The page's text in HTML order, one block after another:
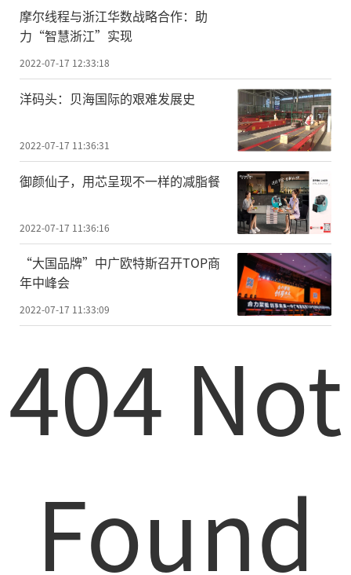
摩尔线程与浙江华数战略合作：助
力“智慧浙江”实现
2022-07-17 12:33:18
洋码头：贝海国际的艰难发展史
2022-07-17 11:36:31
御颜仙子，用芯呈现不一样的减脂餐
2022-07-17 11:36:16
“大国品牌”中广欧特斯召开TOP商
年中峰会
2022-07-17 11:33:09
404 Not
Found